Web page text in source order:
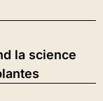
la science